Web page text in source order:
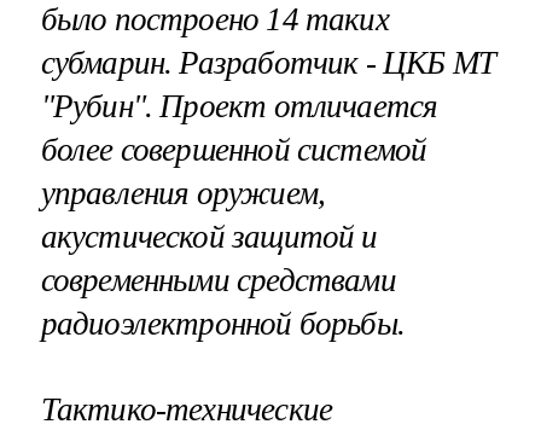
было построено 14 таких
субмарин. Разработчик - ЦКБ МТ
"Рубин". Проект отличается
более совершенной системой
управления оружием,
акустической защитой и
современными средствами
радиоэлектронной борьбы.
Тактико-технические